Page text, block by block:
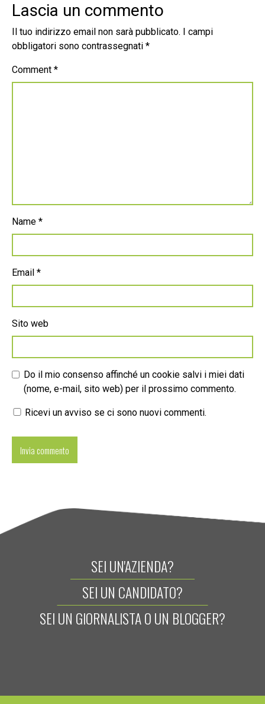
Lascia un commento
Il tuo indirizzo email non sarà pubblicato.
I campi
obbligatori sono contrassegnati *
Comment *
Name *
Email *
Sito web
Do il mio consenso affinché un cookie salvi i miei dati
(nome, e-mail, sito web) per il prossimo commento.
Ricevi un avviso se ci sono nuovi commenti.
SEI UN'AZIENDA?
SEI UN CANDIDATO?
SEI UN GIORNALISTA O UN BLOGGER?